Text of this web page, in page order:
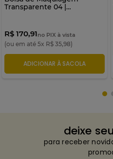
Transparente 04 |
R$ 170,91no PIX à vista
(ou em até 5x R$ 35,98)
ADICIONAR À SACOLA
deixe
para receber